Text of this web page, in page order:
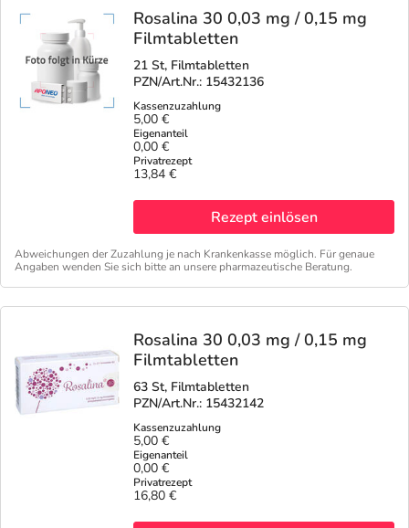
Rosalina 30 0,03 mg / 0,15 mg
Filmtabletten
21 St, Filmtabletten
PZN/Art.Nr.: 15432136
5,00 €
0,00 €
13,84 €
Rezept einlösen
Abweichungen der Zuzahlung je nach Krankenkasse möglich. Für genaue
Angaben wenden Sie sich bitte an unsere pharmazeutische Beratung.
Rosalina 30 0,03 mg / 0,15 mg
Filmtabletten
63 St, Filmtabletten
PZN/Art.Nr.: 15432142
5,00 €
0,00 €
16,80 €